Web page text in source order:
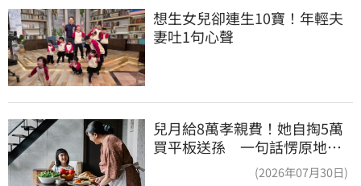
想生女兒卻連生10寶！年輕夫
妻吐1句心聲
兒月給8萬孝親費！她自掏5萬
買平板送孫 一句話愣原地
(2026年07月30日)